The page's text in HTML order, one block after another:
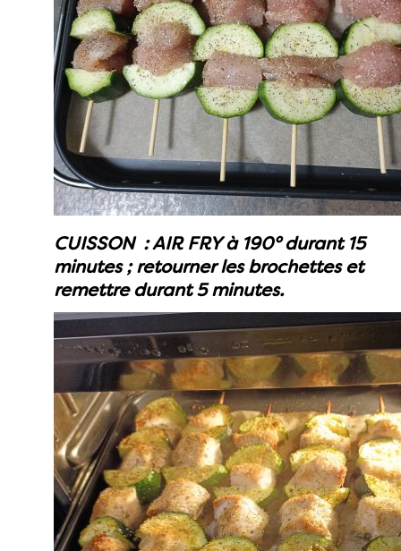
CUISSON : AIR FRY à 190° durant 15
minutes ; retourner les brochettes et
remettre durant 5 minutes.